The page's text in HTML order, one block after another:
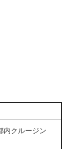
内クルージン